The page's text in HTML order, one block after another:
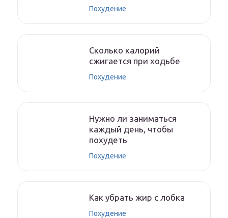
Похудение
Сколько калорий
сжигается при ходьбе
Похудение
Нужно ли заниматься
каждый день, чтобы
похудеть
Похудение
Как убрать жир с лобка
Похудение